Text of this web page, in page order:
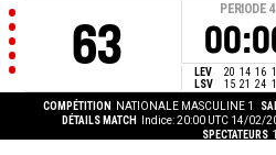
63
PERIODE 4
LEV 20 14 16
LSV
15 21 24
COMPÉTITION NATIONALE MASCULINE 1
DÉTAILS MATCH
Indice: 20:00 UTC 14/02/
SPECTATEURS